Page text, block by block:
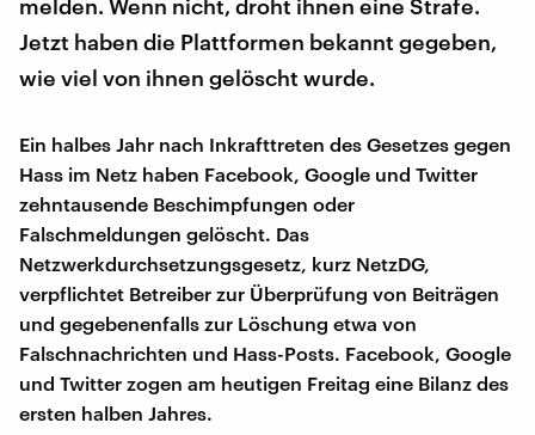
melden. Wenn nicht, droht ihnen eine Strafe.
Jetzt haben die Plattformen bekannt gegeben,
wie viel von ihnen gelöscht wurde.
Ein halbes Jahr nach Inkrafttreten des Gesetzes gegen
Hass im Netz haben Facebook, Google und Twitter
zehntausende Beschimpfungen oder
Falschmeldungen gelöscht. Das
Netzwerkdurchsetzungsgesetz, kurz NetzDG,
verpflichtet Betreiber zur Überprüfung von Beiträgen
und gegebenenfalls zur Löschung etwa von
Falschnachrichten und Hass-Posts. Facebook, Google
und Twitter zogen am heutigen Freitag eine Bilanz des
ersten halben Jahres.